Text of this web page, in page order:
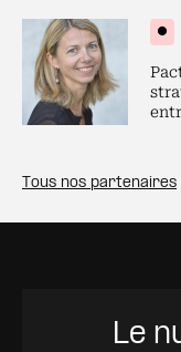
Tous nos partenaires
Le